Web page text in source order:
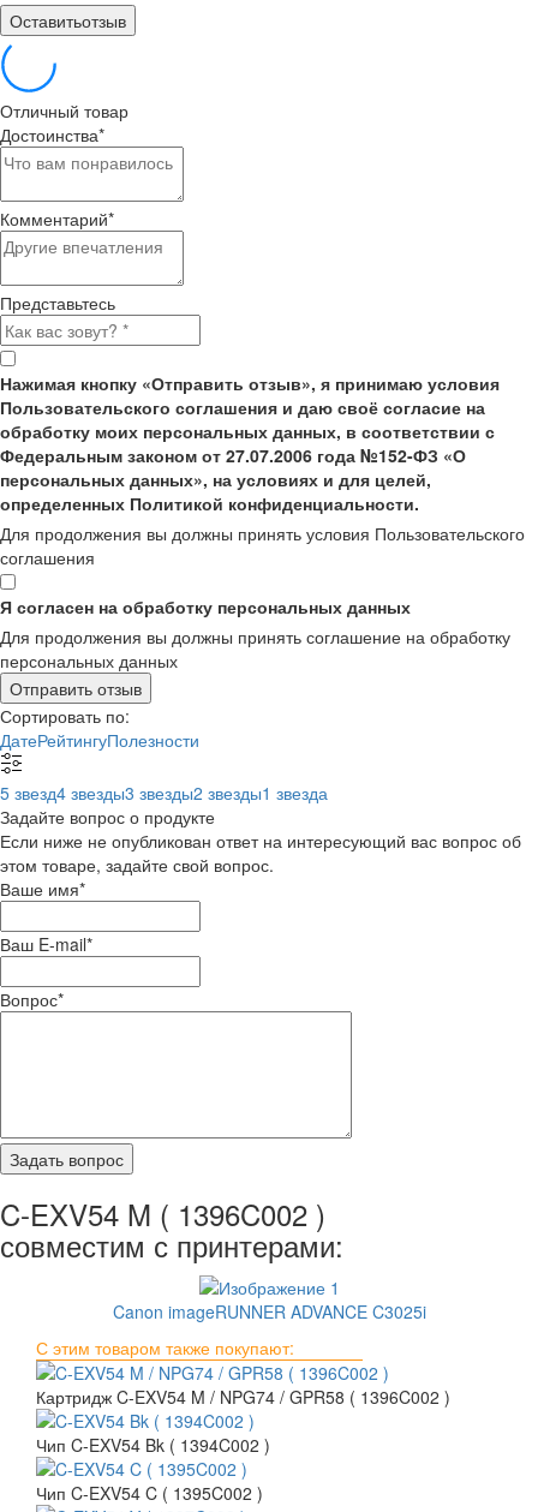
Оставитьотзыв
Отличный товар
Достоинства*
Комментарий*
Представьтесь
Нажимая кнопку «Отправить отзыв», я принимаю условия
Пользовательского соглашения и даю своё согласие на
обработку моих персональных данных, в соответствии с
Федеральным законом от 27.07.2006 года №152-ФЗ «О
персональных данных», на условиях и для целей,
определенных Политикой конфиденциальности.
Для продолжения вы должны принять условия Пользовательского
соглашения
Я согласен на обработку персональных данных
Для продолжения вы должны принять соглашение на обработку
персональных данных
Отправить отзыв
Сортировать по:
ДатеРейтингуПолезности
5 звезд4 звезды3 звезды2 звезды1 звезда
Задайте вопрос о продукте
Если ниже не опубликован ответ на интересующий вас вопрос об
этом товаре, задайте свой вопрос.
Ваше имя*
Ваш E-mail*
Вопрос*
C-EXV54 M ( 1396C002 )
совместим с принтерами:
Canon imageRUNNER ADVANCE C3025i
С этим товаром также покупают:
Картридж C-EXV54 M / NPG74 / GPR58 ( 1396C002 )
Чип C-EXV54 Bk ( 1394C002 )
Чип C-EXV54 C ( 1395C002 )